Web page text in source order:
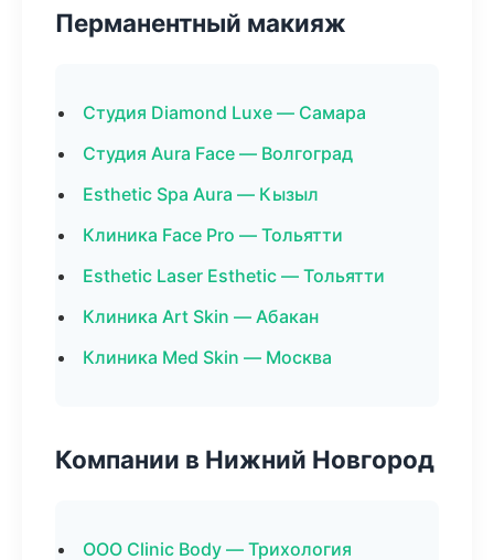
Перманентный макияж
Студия Diamond Luxe — Самара
Студия Aura Face — Волгоград
Esthetic Spa Aura — Кызыл
Клиника Face Pro — Тольятти
Esthetic Laser Esthetic — Тольятти
Клиника Art Skin — Абакан
Клиника Med Skin — Москва
Компании в Нижний Новгород
ООО Clinic Body — Трихология